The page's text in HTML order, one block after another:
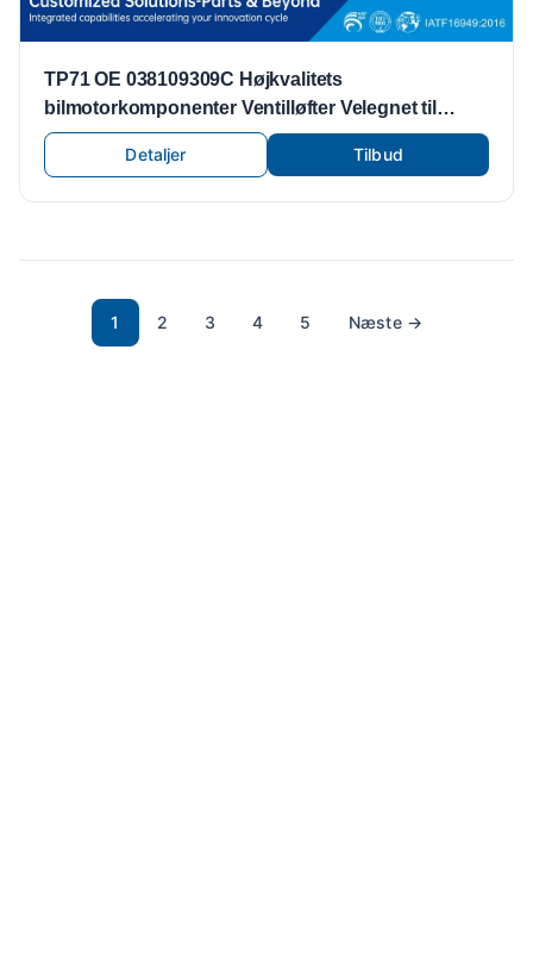
TP71 OE 038109309C Højkvalitets
bilmotorkomponenter Ventilløfter Velegnet til
Volkswagen Motordele Ventilløftere Ventilløftere
Detaljer
Tilbud
1 2 3 4 5 Næste→